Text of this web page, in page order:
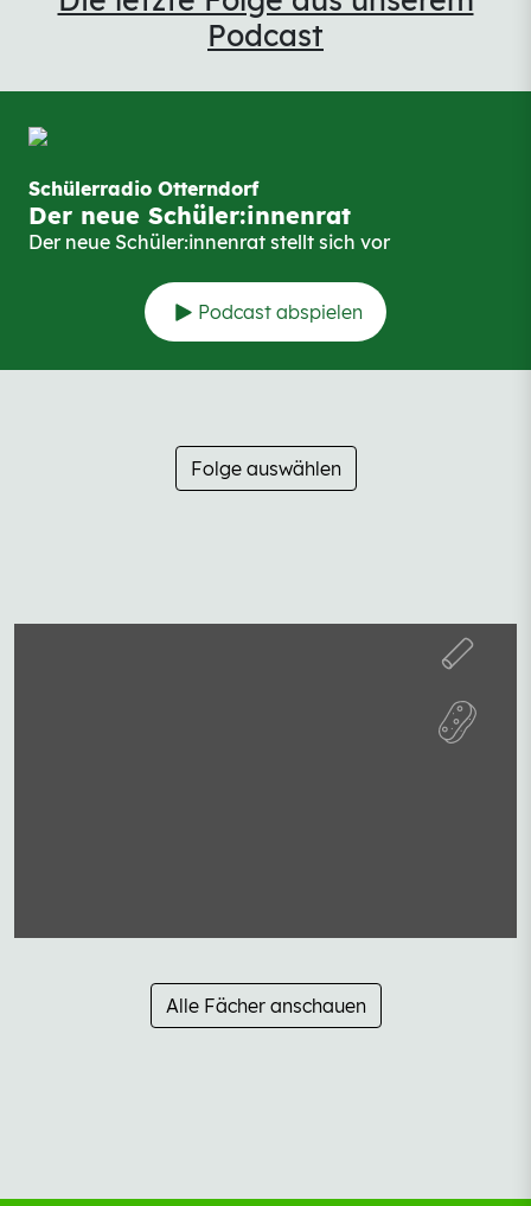
Podcast
Schülerradio Otterndorf
Der neue Schüler:innenrat
Der neue Schüler:innenrat stellt sich vor
Podcast abspielen
Folge auswählen
Alle Fächer anschauen